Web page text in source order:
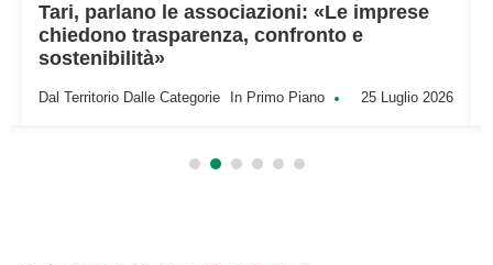
Tari, parlano le associazioni: «Le imprese
chiedono trasparenza, confronto e
sostenibilità»
Dal Territorio Dalle Categorie In Primo Piano 25 Luglio 2026